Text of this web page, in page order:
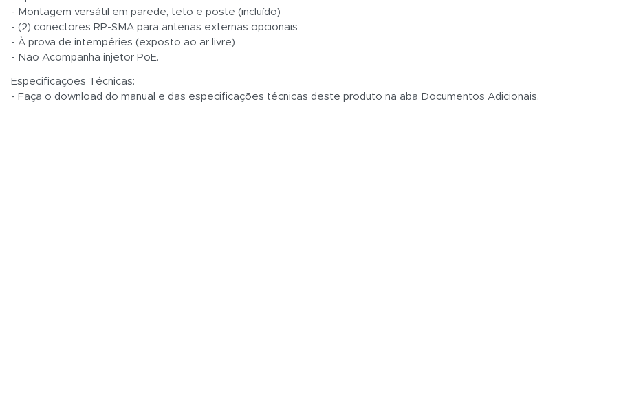
- Montagem versátil em parede, teto e poste (incluído)
- (2) conectores RP-SMA para antenas externas opcionais
- À prova de intempéries (exposto ao ar livre)
- Não Acompanha injetor PoE.
Especificações Técnicas:
- Faça o download do manual e das especificações técnicas deste produto na aba Documentos Adicionais.